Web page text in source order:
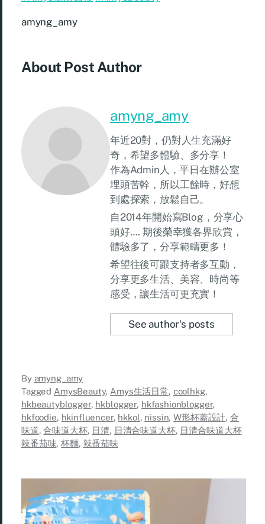
amyng_amy
About Post Author
amyng_amy
年近20對，仍對人生充滿好
奇，希望多體驗、多分享！
作為Admin人，平日在辦公室
埋頭苦幹，所以工餘時，好想
到處探索，放鬆自己。
自2014年開始寫Blog，分享心
頭好…. 期後榮幸獲各界欣賞，
體驗多了，分享範疇更多！
希望往後可跟支持者多互動，
分享更多生活、美容、時尚等
感受，讓生活可更充實！
See author's posts
By amyng_amy
Tagged AmysBeauty, Amys生活日常, coolhkg,
hkbeautyblogger, hkblogger, hkfashionblogger,
hkfoodie, hkinfluencer, hkkol, nissin,W形杯蓋設計, 合
味道,合味道大杯, 日清, 日清合味道大杯, 日清合味道大杯
辣番茄味,杯麵, 辣番茄味